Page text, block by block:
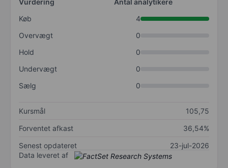
Vurdering
Antal analytikere
Køb
4
Overvægt
0
Hold
0
Undervægt
0
Sælg
0
Kursmål
105,75
Forventet afkast
36,54%
Senest opdateret
23-jul-2026
Data leveret af